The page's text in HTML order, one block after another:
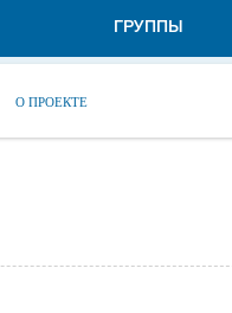
ГРУППЫ
О ПРОЕКТЕ